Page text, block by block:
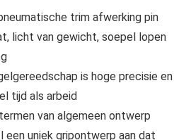
trim afwerking pin
licht van gewicht, soepel lopen
is hoge precisie en
tijd als arbeid
van algemeen ontwerp
uniek gripontwerp aan dat